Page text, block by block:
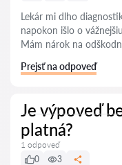
Lekár mi dlho
napokon išlo o
Mám nárok na
Prejsť na odpoveď
Je výpoveď
platná?
1 odpoveď
0
3